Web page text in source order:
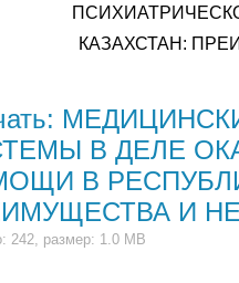
КАЗАХСТАН:
В ДЕЛЕ
В
И
242, размер: 1.0 MB